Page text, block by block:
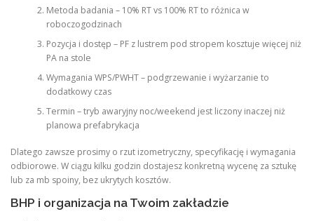
Metoda badania – 10% RT vs 100% RT to różnica w
roboczogodzinach
Pozycja i dostęp – PF z lustrem pod stropem kosztuje więcej niż
PA na stole
Wymagania WPS/PWHT – podgrzewanie i wyżarzanie to
dodatkowy czas
Termin – tryb awaryjny noc/weekend jest liczony inaczej niż
planowa prefabrykacja
Dlatego zawsze prosimy o rzut izometryczny, specyfikację i wymagania
odbiorowe. W ciągu kilku godzin dostajesz konkretną wycenę za sztukę
lub za mb spoiny, bez ukrytych kosztów.
BHP i organizacja na Twoim zakładzie